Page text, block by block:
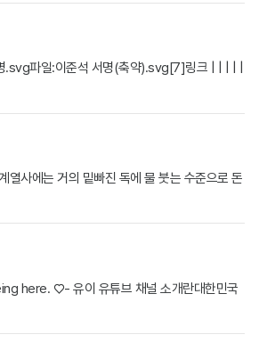
.svg파일:이준석 서명(축약).svg[7]링크 | | | | |
열사에는 거의 밑빠진 독에 물 붓는 수준으로 돈
here. ♡- 유이 유튜브 채널 소개란대한민국